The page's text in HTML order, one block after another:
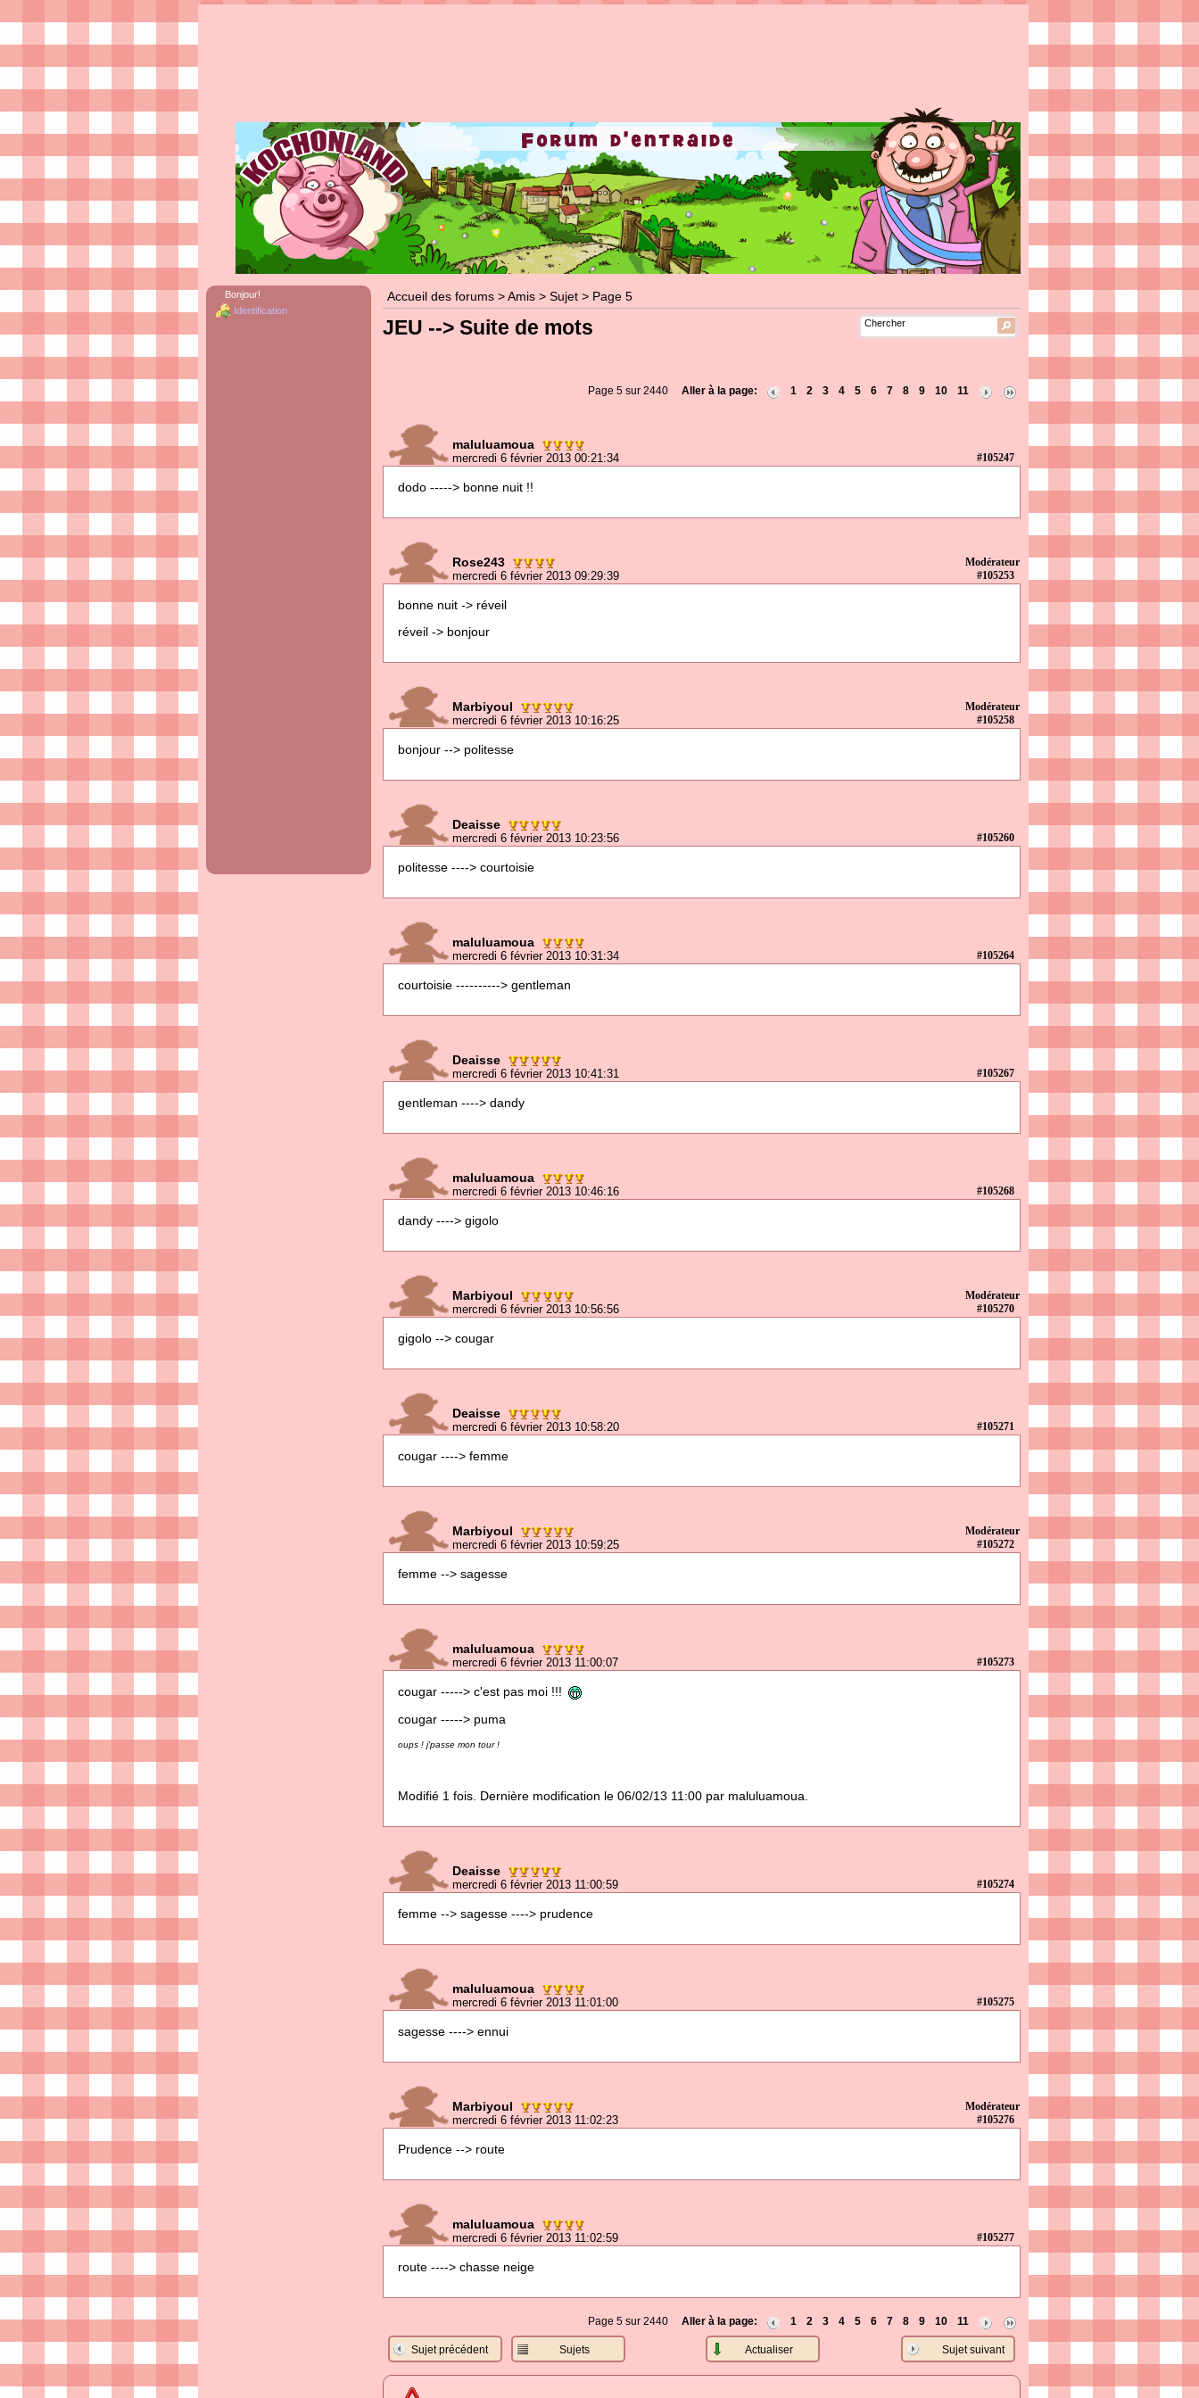
Bonjour!
Identification
Accueil des forums > Amis > Sujet > Page 5
JEU --> Suite de mots
Page 5 sur 2440 Aller à la page: 1 2 3 4 5 6 7 8 9 10 11
maluluamoua
mercredi 6 février 2013 00:21:34
#105247
dodo -----> bonne nuit !!
Rose243
mercredi 6 février 2013 09:29:39
Modérateur
#105253
bonne nuit -> réveil
réveil -> bonjour
Marbiyoul
mercredi 6 février 2013 10:16:25
Modérateur
#105258
bonjour --> politesse
Deaisse
mercredi 6 février 2013 10:23:56
#105260
politesse ----> courtoisie
maluluamoua
mercredi 6 février 2013 10:31:34
#105264
courtoisie ----------> gentleman
Deaisse
mercredi 6 février 2013 10:41:31
#105267
gentleman ----> dandy
maluluamoua
mercredi 6 février 2013 10:46:16
#105268
dandy ----> gigolo
Marbiyoul
mercredi 6 février 2013 10:56:56
Modérateur
#105270
gigolo --> cougar
Deaisse
mercredi 6 février 2013 10:58:20
#105271
cougar ----> femme
Marbiyoul
mercredi 6 février 2013 10:59:25
Modérateur
#105272
femme --> sagesse
maluluamoua
mercredi 6 février 2013 11:00:07
#105273
cougar -----> c'est pas moi !!!
cougar -----> puma
oups ! j'passe mon tour !
Modifié 1 fois. Dernière modification le 06/02/13 11:00 par maluluamoua.
Deaisse
mercredi 6 février 2013 11:00:59
#105274
femme --> sagesse ----> prudence
maluluamoua
mercredi 6 février 2013 11:01:00
#105275
sagesse ----> ennui
Marbiyoul
mercredi 6 février 2013 11:02:23
Modérateur
#105276
Prudence --> route
maluluamoua
mercredi 6 février 2013 11:02:59
#105277
route ----> chasse neige
Page 5 sur 2440 Aller à la page: 1 2 3 4 5 6 7 8 9 10 11
Sujet précédent Sujets Actualiser Sujet suivant